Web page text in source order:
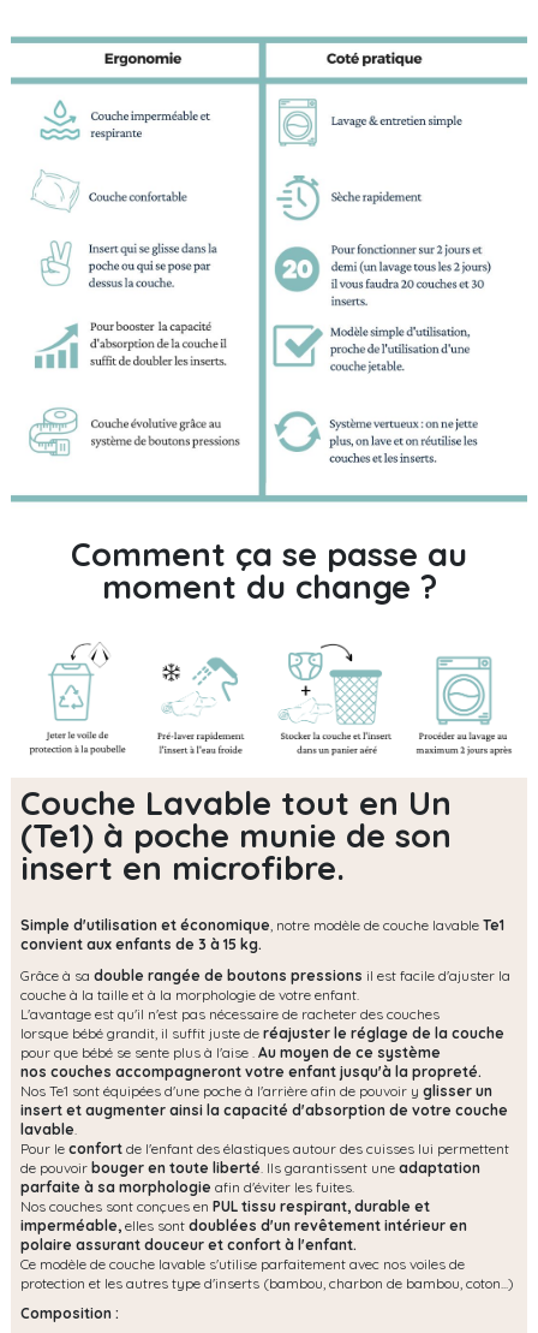
Comment ça se passe au
moment du change ?
Couche Lavable tout en Un
(Te1) à poche munie de son
insert en microfibre.
Simple d'utilisation et économique , notre modèle de couche lavable Te1
convient aux enfants de 3 à 15 kg.
Grâce à sa double rangée de boutons pressions il est facile d'ajuster la
couche à la taille et à la morphologie de votre enfant.
L'avantage est qu'il n'est pas nécessaire de racheter des couches
lorsque bébé grandit, il suffit juste de réajuster le réglage de la couche
pour que bébé se sente plus à l'aise . Au moyen de ce système
nos couches accompagneront votre enfant jusqu'à la propreté.
Nos Te1 sont équipées d'une poche à l'arrière afin de pouvoir y glisser un
insert et augmenter ainsi la capacité d'absorption de votre couche
lavable
Pour le confort de l'enfant des élastiques autour des cuisses lui permettent
de pouvoir bouger en toute liberté . Ils garantissent une adaptation
parfaite à sa morphologie afin d'éviter les fuites.
Nos couches sont conçues en PUL tissu respirant, durable et
imperméable, elles sont doublées d'un revêtement intérieur en
polaire assurant douceur et confort à l'enfant.
Ce modèle de couche lavable s'utilise parfaitement avec nos voiles de
protection et les autres type d'inserts (bambou, charbon de bambou, coton...)
Composition :